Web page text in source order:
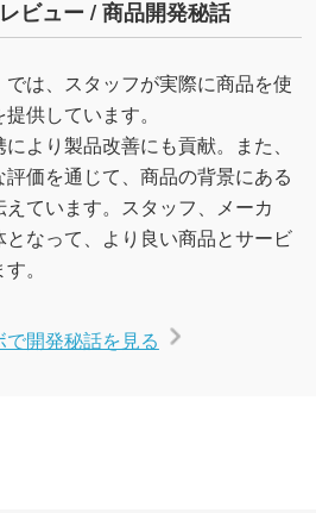
ビュー / 商品開発秘話
では、スタッフが実際に商品を使
供しています。
より製品改善にも貢献。また、
価を通じて、商品の背景にある
ています。スタッフ、メーカ
なって、より良い商品とサービ
。
開発秘話を見る